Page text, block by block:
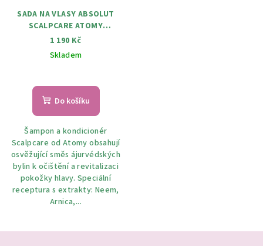
SADA NA VLASY ABSOLUT
SCALPCARE ATOMY
(ŠAMPON 500ML,
KONDICIONÉR 500ML)
1 190 Kč
Skladem
Do košíku
Šampon a kondicionér
Scalpcare od Atomy obsahují
osvěžující směs ájurvédských
bylin k očištění a revitalizaci
pokožky hlavy. Speciální
receptura s extrakty: Neem,
Arnica,...